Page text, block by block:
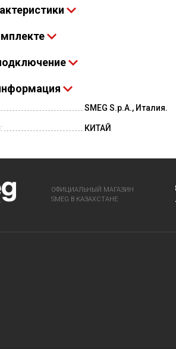
SMEG S.p.A., Италия.
КИТАЙ
ОФИЦИАЛЬНЫЙ МАГАЗИН
SMEG В КАЗАХСТАНЕ